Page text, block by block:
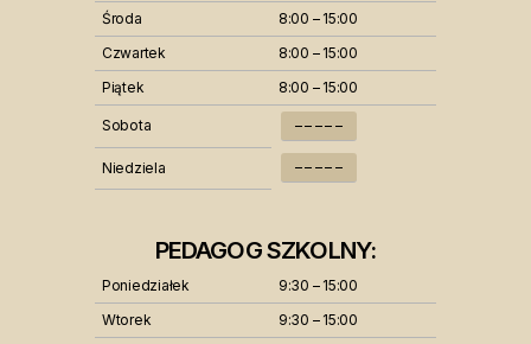
Środa
8:00 – 15:00
Czwartek
8:00 – 15:00
Piątek
8:00 – 15:00
Sobota – – – – –
Niedziela – – – – –
PEDAGOG SZKOLNY:
Poniedziałek
9:30 – 15:00
Wtorek
9:30 – 15:00